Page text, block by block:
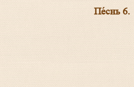
Пе́снь 6.